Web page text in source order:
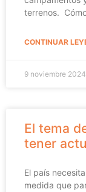
terrenos.
CONTINUAR
9 noviembre 2024
El tema
tener
El país
medida que